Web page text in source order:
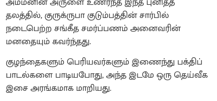
தலத்தில், குருக்ருபா குடும்பத்தின் சார்பில்
நடைபெற்ற சங்கீத சமர்ப்பணம் அனைவரின்
மனதையும் கவர்ந்தது.
குழந்தைகளும் பெரியவர்களும் இணைந்து பக்திப்
பாடல்களை பாடியபோது, அந்த இடமே ஒரு தெய்வீக
இசை அரங்கமாக மாறியது.